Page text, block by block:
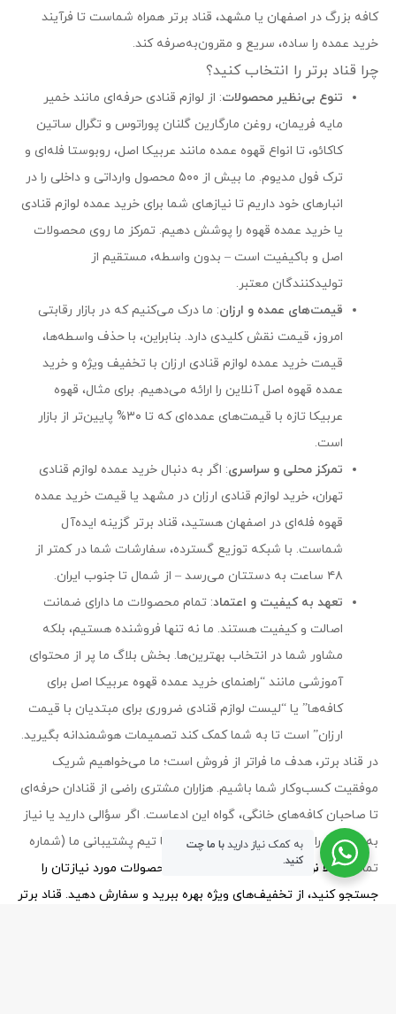
کافه بزرگ در اصفهان یا مشهد، قناد برتر همراه شماست تا فرآیند
خرید عمده را ساده، سریع و مقرون‌به‌صرفه کند.
چرا قناد برتر را انتخاب کنید؟
تنوع بی‌نظیر محصولات: از لوازم قنادی حرفه‌ای مانند خمیر
مایه فریمان، روغن مارگارین گلنان پوراتوس و تگرال ساتین
کاکائو، تا انواع قهوه عمده مانند عربیکا اصل، روبوستا فله‌ای و
ترک فول مدیوم. ما بیش از ۵۰۰ محصول وارداتی و داخلی را در
انبارهای خود داریم تا نیازهای شما برای خرید عمده لوازم قنادی
یا خرید عمده قهوه را پوشش دهیم. تمرکز ما روی محصولات
اصل و باکیفیت است – بدون واسطه، مستقیم از
تولیدکنندگان معتبر.
قیمت‌های عمده و ارزان: ما درک می‌کنیم که در بازار رقابتی
امروز، قیمت نقش کلیدی دارد. بنابراین، با حذف واسطه‌ها،
قیمت خرید عمده لوازم قنادی ارزان با تخفیف ویژه و خرید
عمده قهوه اصل آنلاین را ارائه می‌دهیم. برای مثال، قهوه
عربیکا تازه با قیمت‌های عمده‌ای که تا ۳۰% پایین‌تر از بازار
است.
تمرکز محلی و سراسری: اگر به دنبال خرید عمده لوازم قنادی
تهران، خرید لوازم قنادی ارزان در مشهد یا قیمت خرید عمده
قهوه فله‌ای در اصفهان هستید، قناد برتر گزینه ایده‌آل
شماست. با شبکه توزیع گسترده، سفارشات شما در کمتر از
۴۸ ساعت به دستتان می‌رسد – از شمال تا جنوب ایران.
تعهد به کیفیت و اعتماد: تمام محصولات ما دارای ضمانت
اصالت و کیفیت هستند. ما نه تنها فروشنده هستیم، بلکه
مشاور شما در انتخاب بهترین‌ها. بخش بلاگ ما پر از محتوای
آموزشی مانند “راهنمای خرید عمده قهوه عربیکا اصل برای
کافه‌ها” یا “لیست لوازم قنادی ضروری برای مبتدیان با قیمت
ارزان” است تا به شما کمک کند تصمیمات هوشمندانه بگیرید.
در قناد برتر، هدف ما فراتر از فروش است؛ ما می‌خواهیم شریک
موفقیت کسب‌وکار شما باشیم. هزاران مشتری راضی از قنادان حرفه‌ای
تا صاحبان کافه‌های خانگی، گواه این ادعاست. اگر سؤالی دارید یا نیاز
به مشاوره رایگان برای خرید عمده دارید، با تیم پشتیبانی ما (شماره
تماس:حالا نوبت شماست!
همین امروز محصولات مورد نیازتان را
جستجو کنید، از تخفیف‌های ویژه بهره ببرید و سفارش دهید. قناد برتر
به کمک نیاز داریدبا ما چت
کنید.